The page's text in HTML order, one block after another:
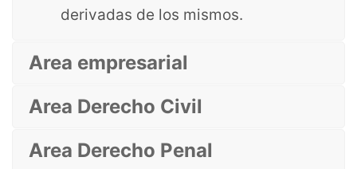
derivadas de los mismos.
Area empresarial
Area Derecho Civil
Area Derecho Penal